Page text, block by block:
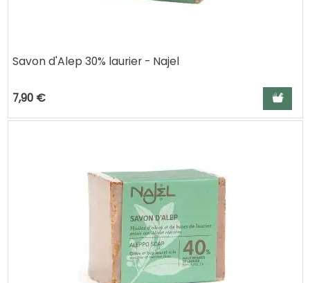
Savon d'Alep 30% laurier - Najel
7,90 € Ajouter